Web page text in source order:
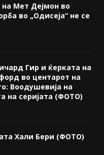
Мет Дејмон во
во „Одисеја“ не се
Гир и ќерката на
во центарот на
Воодушевија на
на серијата (ФОТО)
Хали Бери (ФОТО)